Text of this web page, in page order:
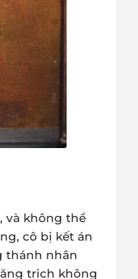
và không thể
cô bị kết án
thánh nhân
trịch không